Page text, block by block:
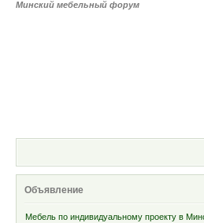
Минский мебельный форум
Объявление
Мебель по индивидуальному проекту в